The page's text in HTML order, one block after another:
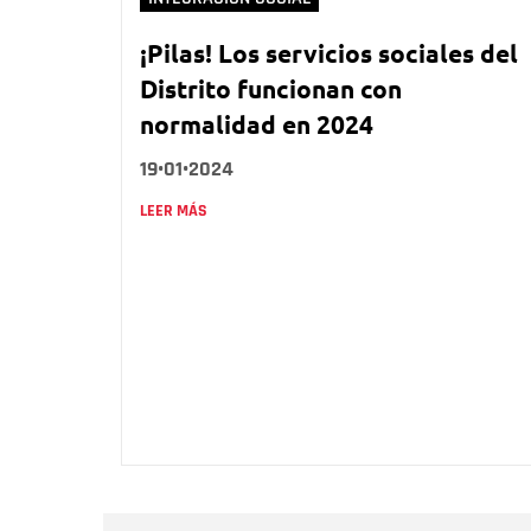
¡Pilas! Los servicios sociales del
Distrito funcionan con
normalidad en 2024
19•01•2024
LEER MÁS